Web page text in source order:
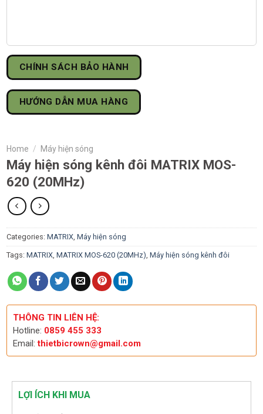
CHÍNH SÁCH BẢO HÀNH
HƯỚNG DẪN MUA HÀNG
Home / Máy hiện sóng
Máy hiện sóng kênh đôi MATRIX MOS-
620 (20MHz)
Categories: MATRIX, Máy hiện sóng
Tags: MATRIX, MATRIX MOS-620 (20MHz), Máy hiện sóng kênh đôi
THÔNG TIN LIÊN HỆ:
Hotline: 0859 455 333
Email:thietbicrown@gmail.com
LỢI ÍCH KHI MUA